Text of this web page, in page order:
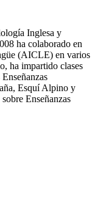
Inglesa y
ha colaborado en
(AICLE) en varios
ha impartido clases
Esquí Alpino y
Enseñanzas